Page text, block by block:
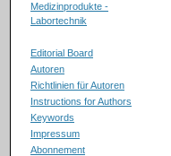
Medizinprodukte -
Labortechnik
Editorial Board
Autoren
Richtlinien für Autoren
Instructions for Authors
Keywords
Impressum
Abonnement